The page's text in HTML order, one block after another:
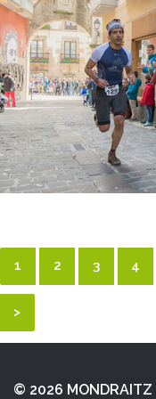
1 2 3 4
>
© 2026 MONDRAITZ